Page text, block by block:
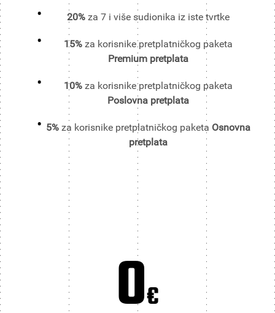
20% za 7 i više sudionika iz iste tvrtke
15% za korisnike pretplatničkog paketa
Premium pretplata
10% za korisnike pretplatničkog paketa
Poslovna pretplata
5% za korisnike pretplatničkog paketa Osnovna
pretplata
0€